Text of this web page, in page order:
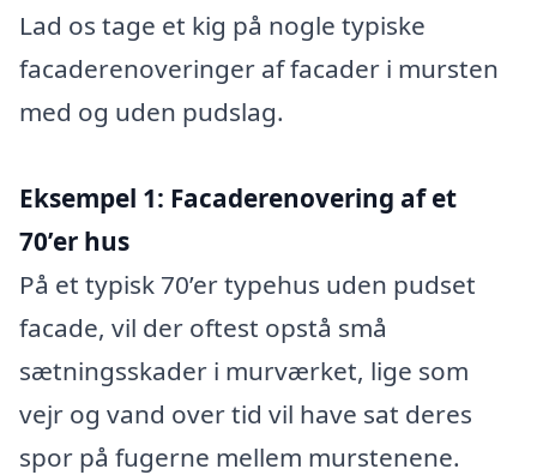
Lad os tage et kig på nogle typiske
facaderenoveringer af facader i mursten
med og uden pudslag.
Eksempel 1: Facaderenovering af et
70’er hus
På et typisk 70’er typehus uden pudset
facade, vil der oftest opstå små
sætningsskader i murværket, lige som
vejr og vand over tid vil have sat deres
spor på fugerne mellem murstenene.